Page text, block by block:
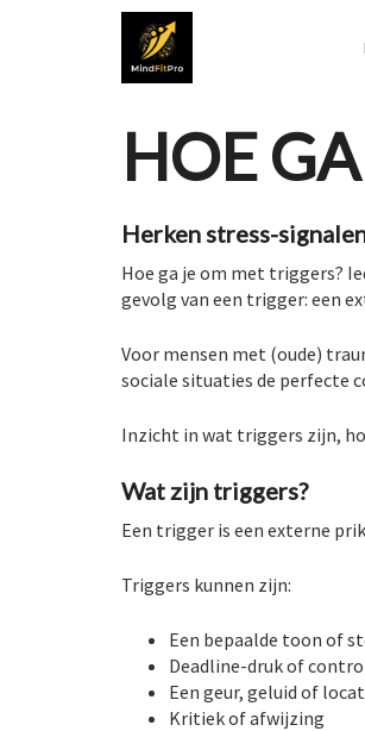
HOE
Herken stress-
Hoe ga je om met triggers?
gevolg van een trigger: een
Voor mensen met (oude)
sociale situaties de perfecte
Inzicht in wat triggers zijn,
Wat zijn triggers?
Een trigger is een externe
Triggers kunnen zijn:
Een bepaalde toon of
Deadline-druk of
Een geur, geluid of
Kritiek of afwijzing